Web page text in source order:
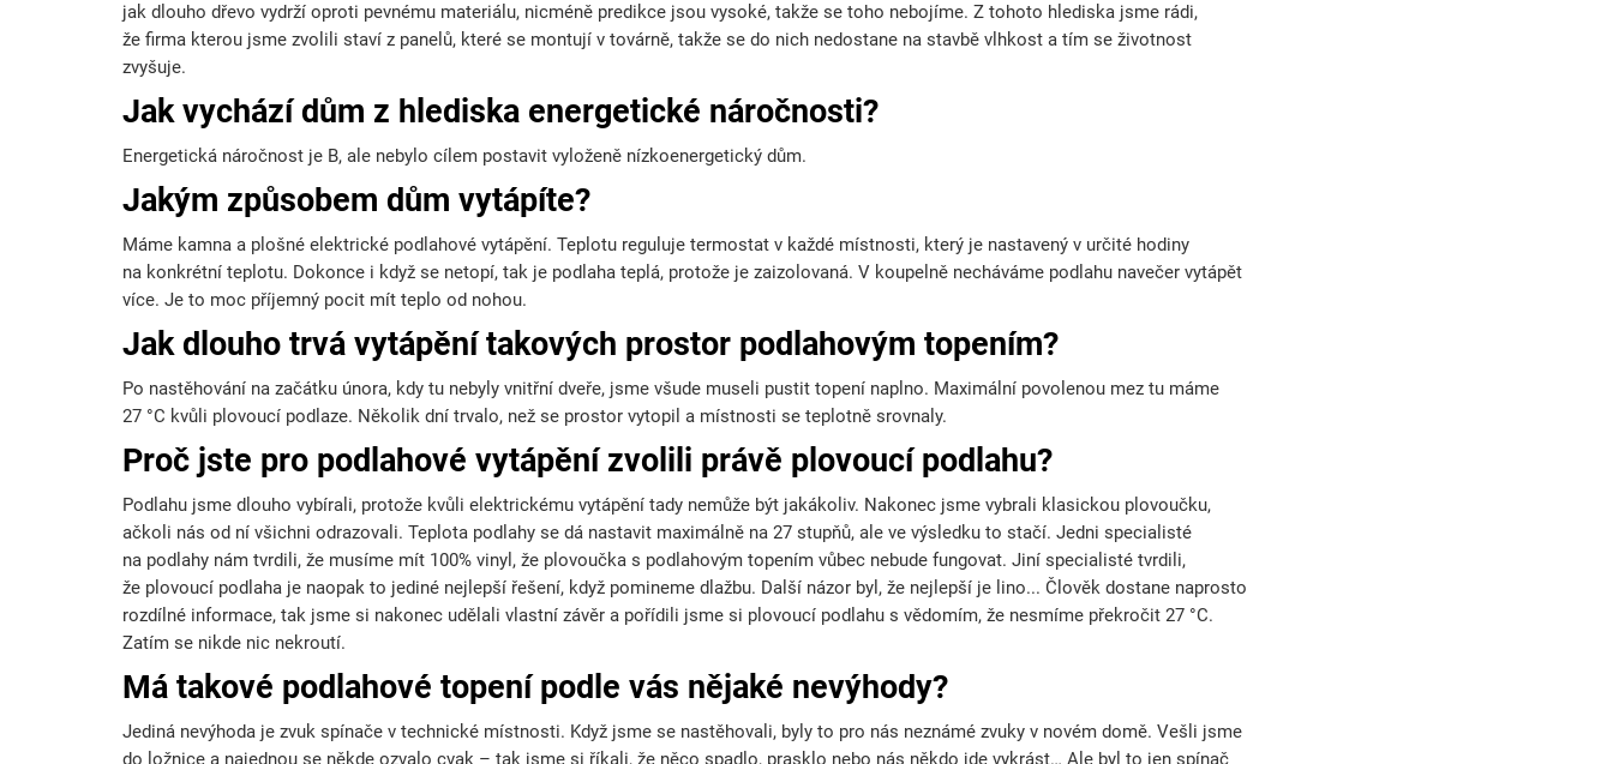
jak dlouho dřevo vydrží oproti pevnému materiálu, nicméně predikce jsou vysoké, takže se toho nebojíme. Z tohoto hlediska jsme rádi,
že firma kterou jsme zvolili staví z panelů, které se montují v továrně, takže se do nich nedostane na stavbě vlhkost a tím se životnost
zvyšuje.
Jak vychází dům z hlediska energetické náročnosti?
Energetická náročnost je B, ale nebylo cílem postavit vyloženě nízkoenergetický dům.
Jakým způsobem dům vytápíte?
Máme kamna a plošné elektrické podlahové vytápění. Teplotu reguluje termostat v každé místnosti, který je nastavený v určité hodiny
na konkrétní teplotu. Dokonce i když se netopí, tak je podlaha teplá, protože je zaizolovaná. V koupelně necháváme podlahu navečer vytápět
více. Je to moc příjemný pocit mít teplo od nohou.
Jak dlouho trvá vytápění takových prostor podlahovým topením?
Po nastěhování na začátku února, kdy tu nebyly vnitřní dveře, jsme všude museli pustit topení naplno. Maximální povolenou mez tu máme
27 °C kvůli plovoucí podlaze. Několik dní trvalo, než se prostor vytopil a místnosti se teplotně srovnaly.
Proč jste pro podlahové vytápění zvolili právě plovoucí podlahu?
Podlahu jsme dlouho vybírali, protože kvůli elektrickému vytápění tady nemůže být jakákoliv. Nakonec jsme vybrali klasickou plovoučku,
ačkoli nás od ní všichni odrazovali. Teplota podlahy se dá nastavit maximálně na 27 stupňů, ale ve výsledku to stačí. Jedni specialisté
na podlahy nám tvrdili, že musíme mít 100% vinyl, že plovoučka s podlahovým topením vůbec nebude fungovat. Jiní specialisté tvrdili,
že plovoucí podlaha je naopak to jediné nejlepší řešení, když pomineme dlažbu. Další názor byl, že nejlepší je lino... Člověk dostane naprosto
rozdílné informace, tak jsme si nakonec udělali vlastní závěr a pořídili jsme si plovoucí podlahu s vědomím, že nesmíme překročit 27 °C.
Zatím se nikde nic nekroutí.
Má takové podlahové topení podle vás nějaké nevýhody?
Jediná nevýhoda je zvuk spínače v technické místnosti. Když jsme se nastěhovali, byly to pro nás neznámé zvuky v novém domě. Vešli jsme
do ložnice a najednou se někde ozvalo cvak – tak jsme si říkali, že něco spadlo, prasklo nebo nás někdo jde vykrást… Ale byl to jen spínač